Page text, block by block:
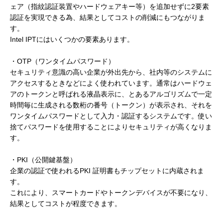
ェア（指紋認証装置やハードウェアキー等）を追加せずに2要素
認証を実現できる為、結果としてコストの削減にもつながりま
す。
Intel IPTにはいくつかの要素あります。
・OTP（ワンタイムパスワード）
セキュリティ意識の高い企業が外出先から、社内等のシステムに
アクセスするときなどによく使われています。通常はハードウェ
アのトークンと呼ばれる液晶表示に、とあるアルゴリズムで一定
時間毎に生成される数桁の番号（トークン）が表示され、それを
ワンタイムパスワードとして入力・認証するシステムです。使い
捨てパスワードを使用することによりセキュリティが高くなりま
す。
・PKI（公開鍵基盤）
企業の認証で使われるPKI 証明書もチップセットに内蔵されま
す。
これにより、スマートカードやトークンデバイスが不要になり、
結果としてコストが程度できます。